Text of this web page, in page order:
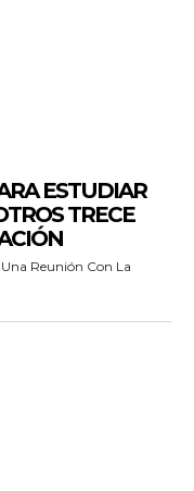
ESTUDIAR
TRECE
Reunión Con La